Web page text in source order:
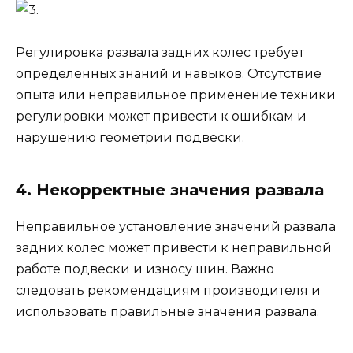
Регулировка развала задних колес требует
определенных знаний и навыков. Отсутствие
опыта или неправильное применение техники
регулировки может привести к ошибкам и
нарушению геометрии подвески.
4. Некорректные значения развала
Неправильное установление значений развала
задних колес может привести к неправильной
работе подвески и износу шин. Важно
следовать рекомендациям производителя и
использовать правильные значения развала.